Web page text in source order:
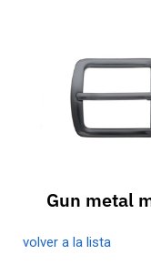
Gun metal
volver a la lista